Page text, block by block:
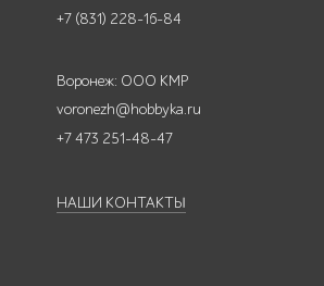
+7 (831) 228-16-84
Воронеж: ООО КМР
voronezh@hobbyka.ru
+7 473 251-48-47
НАШИ КОНТАКТЫ